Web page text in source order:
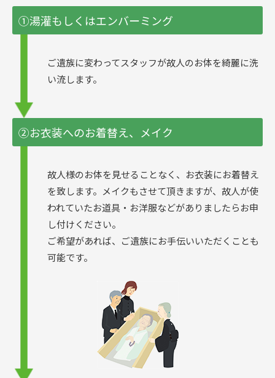
①湯灌もしくはエンバーミング
ご遺族に変わってスタッフが故人のお体を綺麗に洗
い流します。
②お衣装へのお着替え、メイク
故人様のお体を見せることなく、お衣装にお着替え
を致します。メイクもさせて頂きますが、故人が使
われていたお道具・お洋服などがありましたらお申
し付けください。
ご希望があれば、ご遺族にお手伝いいただくことも
可能です。